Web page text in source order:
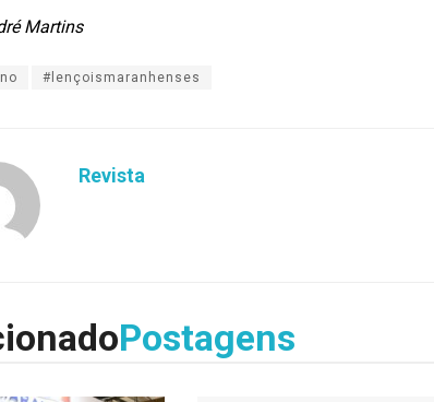
Martins
#lençoismaranhenses
Revista
Postagens